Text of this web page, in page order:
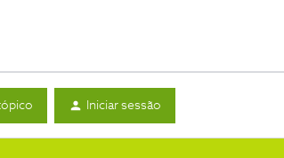
Iniciar sessão